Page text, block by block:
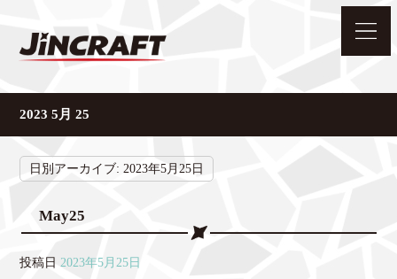
2023 5月 25
日別アーカイブ:2023年5月25日
May25
投稿日 2023年5月25日